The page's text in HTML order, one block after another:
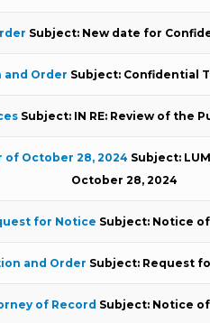
Subject: New date for
and Order Subject: Confidential
Subject: IN RE: Review of the
October 28, 2024 Subject:
October 28, 2024
for Notice Subject: Notice
and Order Subject: Request
of Record Subject: Notice